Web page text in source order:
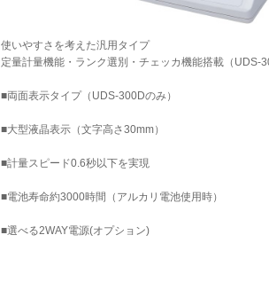
使いやすさを考えた汎用タイプ
定量計量機能・ランク選別・チェッカ機能搭載（UDS-
■両面表示タイプ（UDS-300Dのみ）
■大型液晶表示（文字高さ30mm）
■計量スピード0.6秒以下を実現
■電池寿命約3000時間（アルカリ電池使用時）
■選べる2WAY電源(オプション)